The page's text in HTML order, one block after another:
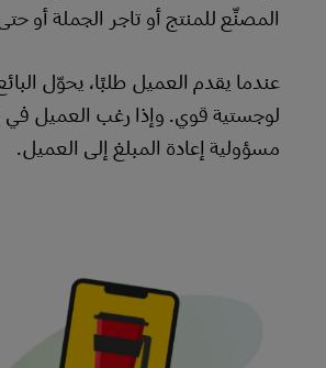
المصنِّع للمنتج أو تاجر الجملة أو
عندما يقدم العميل طلبًا، يحوّل
لوجستية قوي. وإذا رغب العميل في
مسؤولية إعادة المبلغ إلى العميل.